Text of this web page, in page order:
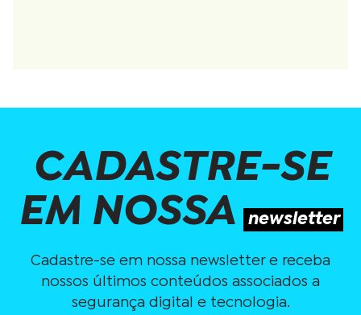
CADASTRE-SE
EM NOSSA newsletter
Cadastre-se em nossa newsletter e receba
nossos últimos conteúdos associados a
segurança digital e tecnologia.